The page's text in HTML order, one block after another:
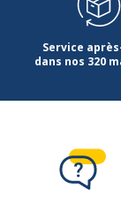
Service
dans nos 320